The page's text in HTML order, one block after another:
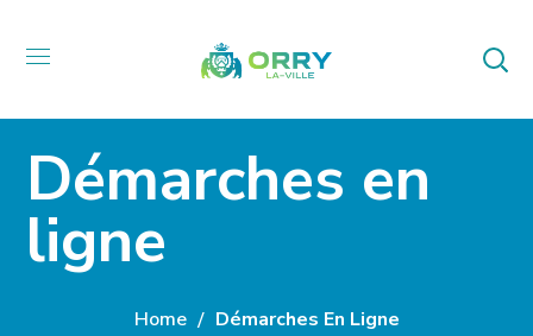
Démarches en
ligne
Home Démarches En Ligne